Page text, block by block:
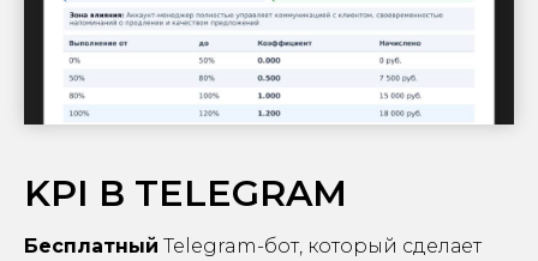
KPI В TELEGRAM
Бесплатный Telegram-бот, который сделает